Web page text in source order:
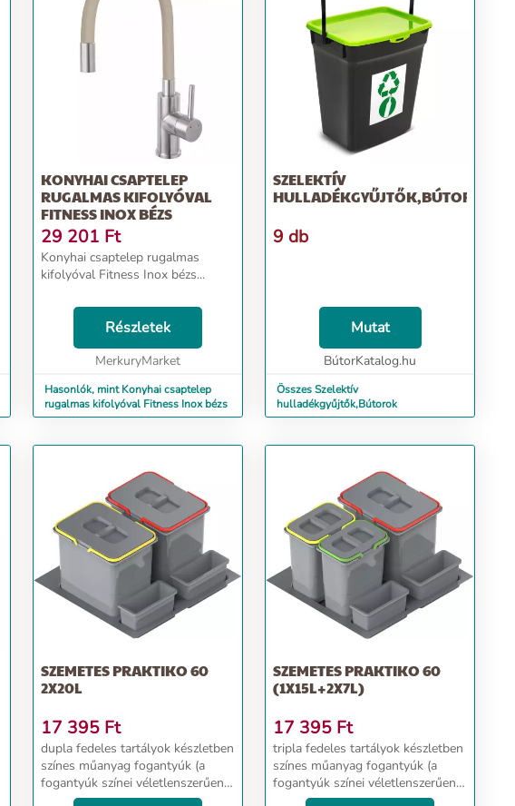
KONYHAI CSAPTELEP
RUGALMAS KIFOLYÓVAL
FITNESS INOX BÉZS
29 201 Ft
Konyhai csaptelep rugalmas
kifolyóval Fitness Inox bézs...
Részletek
MerkuryMarket
Hasonlók, mint Konyhai csaptelep
rugalmas kifolyóval Fitness Inox bézs
SZELEKTÍV
HULLADÉKGYŰJTŐK,BÚTOROK
9 db
Mutat
BútorKatalog.hu
Összes Szelektív
hulladékgyűjtők,Bútorok
SZEMETES PRAKTIKO 60
2X20L
17 395 Ft
dupla fedeles tartályok készletben
színes műanyag fogantyúk (a
fogantyúk színei véletlenszerűen
vannak kiválasztva, nem
SZEMETES PRAKTIKO 60
(1X15L+2X7L)
17 395 Ft
tripla fedeles tartályok készletben
színes műanyag fogantyúk (a
fogantyúk színei véletlenszerűen
kerülnek kiválasztásra, nem